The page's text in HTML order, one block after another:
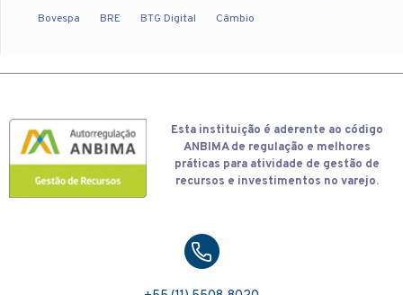
Bovespa
BRE BTG Digital Câmbio
Esta instituição é aderente ao código
ANBIMA de regulação e melhores
práticas para atividade de gestão de
recursos e investimentos no varejo.